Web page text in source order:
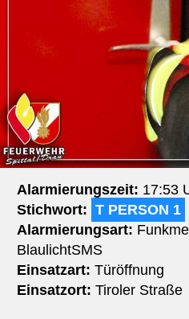
Alarmierungszeit: 17:53
Stichwort: T PERSON 1
Alarmierungsart:
BlaulichtSMS
Einsatzart: Türöffnung
Einsatzort: Tiroler Straße